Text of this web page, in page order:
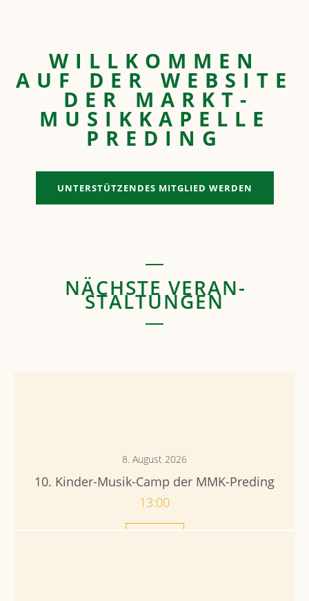
WILL­KOMMEN
AUF DER WEBSITE
DER MARKT­
MUSIK­­KAPELLE
PREDING
UNTERSTÜTZENDES MITGLIED WERDEN
NÄCHSTE VERAN­
STALTUNGEN
8. August 2026
10. Kinder-Musik-Camp der MMK-Preding
13:00